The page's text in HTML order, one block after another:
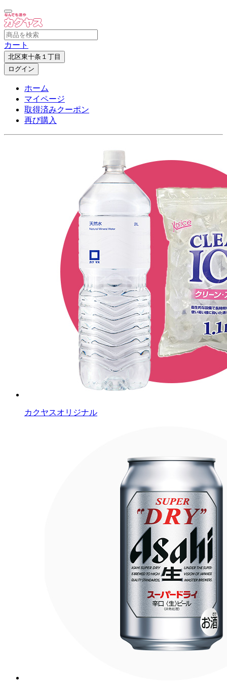
カート
北区東十条１丁目
ログイン
ホーム
マイページ
取得済みクーポン
再び購入
カクヤスオリジナル